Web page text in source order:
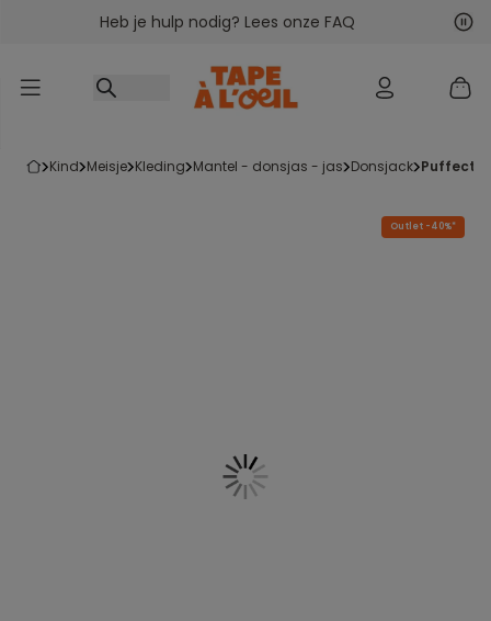
Ga naar inhoudHeb je hulp nodig? Lees onze FAQ
kind meisje kleding mantel - donsjas - jas donsjack puffect
Outlet -40%*